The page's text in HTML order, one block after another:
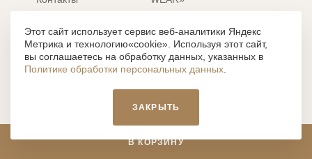
В КОРЗИНУ
Электронные каталоги Разработка сайта: MACHAON
Все содержание, представленное или отраженное на сайте
https://clever-style.ru, включая, но не ограничиваясь, текстом,
графикой, фотографиями, иллюстрациями и т.д., являются
объектами авторского права, использование которых, без
письменного разрешения администрации и без активной
влечет наложение ответственности с действующим
законодательством РФ.
Этот сайт использует сервис веб-аналитики Яндекс
Метрика и технологию«cookie». Используя этот сайт,
вы соглашаетесь на обработку данных, указанных в
Политике обработки персональных данных
ЗАКРЫТЬ